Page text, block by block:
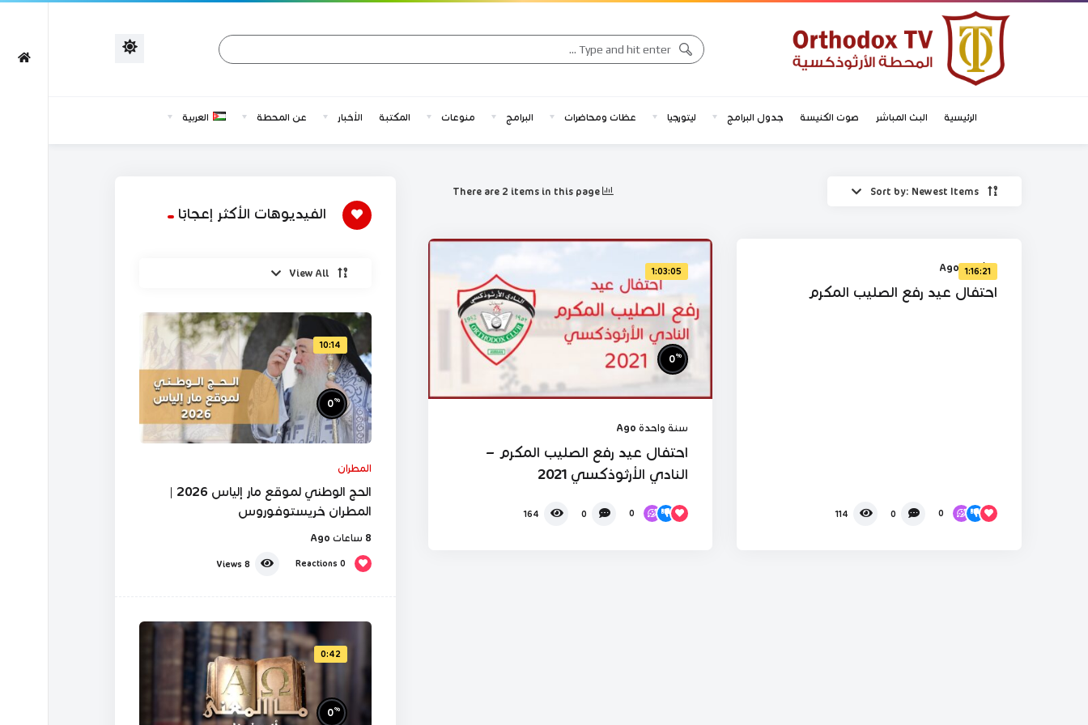
الرئيسية البث المباشر صوت الكنيسة جدول البرامج ليتورجيا عظات ومحاضرات البرامج منوعات المكتبة الأخبار عن المحطة العربية
Sort by: Newest Items
There are 2 items in this page
1:16:21
0 %
10 أشهر Ago
احتفال عيد رفع الصليب المكرم
0
0
114
1:03:05
0%
سنة واحدة Ago
احتفال عيد رفع الصليب المكرم –
النادي الأرثوذكسي 2021
0
0
164
الفيديوهات الأكثر إعجابًا
View All
10:14
0%
المطران
الحج الوطني لموقع مار إلياس 2026 |
المطران خريستوفوروس
8 ساعات Ago
0
Reactions
8
Views
0:42
0%